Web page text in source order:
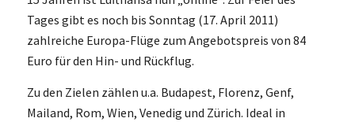
Tages gibt es noch bis Sonntag (17. April 2011)
zahlreiche Europa-Flüge zum Angebotspreis von 84
Euro für den Hin- und Rückflug.
Zu den Zielen zählen u.a. Budapest, Florenz, Genf,
Mailand, Rom, Wien, Venedig und Zürich. Ideal in